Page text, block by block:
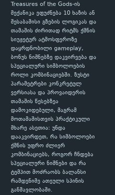
Treasures of the Gods-ის
მექანიკა ეფუძნება 10 ხაზის ან
შესაბამისი გზების ლოგიკას და
თამაშის ძირითად რიტმს ქმნის
სიუჟეტურ ატმოსფეროზე
დაყრდნობილი gameplay,
ბონუს ნიშნებზე დაკვირვება და
სპეციალური სიმბოლოების
როლი კომბინაციებში. ზუსტი
პარამეტრები კონკრეტულ
ვერსიასა და პროვაიდერის
თამაშის წესებზეა
დამოკიდებული, მაგრამ
მოთამაშისთვის პრაქტიკული
მხარე ასეთია: უნდა
დააკვირდეთ, რა სიმბოლოები
ქმნის უფრო ძლიერ
კომბინაციებს, როგორ ჩნდება
სპეციალური ნიშნები და რა
ტემპით მოძრაობს ბალანსი
რამდენიმე ათეული სპინის
განმავლობაში.